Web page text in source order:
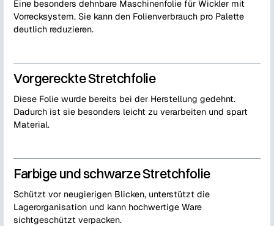
Eine besonders dehnbare Maschinenfolie für Wickler mit
Vorrecksystem. Sie kann den Folienverbrauch pro Palette
deutlich reduzieren.
Vorgereckte Stretchfolie
Diese Folie wurde bereits bei der Herstellung gedehnt.
Dadurch ist sie besonders leicht zu verarbeiten und spart
Material.
Farbige und schwarze Stretchfolie
Schützt vor neugierigen Blicken, unterstützt die
Lagerorganisation und kann hochwertige Ware
sichtgeschützt verpacken.